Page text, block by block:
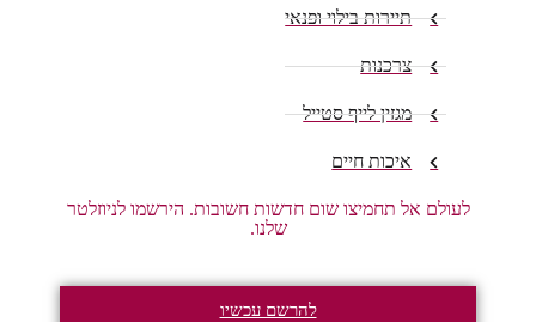
תיירות בילוי ופנאי
צרכנות
מגזין לייף סטייל
איכות חיים
לעולם אל תחמיצו שום חדשות חשובות. הירשמו לניוזלטר
שלנו.
להרשם עכשיו